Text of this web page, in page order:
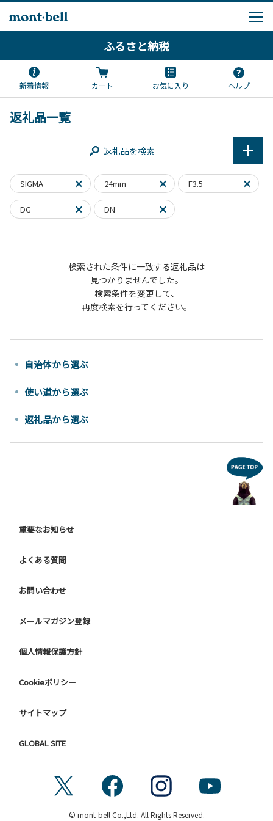
ふるさと納税
新着情報 カート お気に入り ヘルプ
返礼品一覧
返礼品を検索
SIGMA 24mm F3.5
DG DN
検索された条件に一致する返礼品は
見つかりませんでした。
検索条件を変更して、
再度検索を行ってください。
自治体から選ぶ
使い道から選ぶ
返礼品から選ぶ
重要なお知らせ
よくある質問
お問い合わせ
メールマガジン登録
個人情報保護方針
Cookieポリシー
サイトマップ
GLOBAL SITE
© mont-bell Co.,Ltd. All Rights Reserved.